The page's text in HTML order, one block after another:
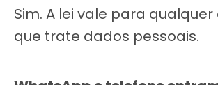
Sim. A lei vale para
que trate dados pessoais.